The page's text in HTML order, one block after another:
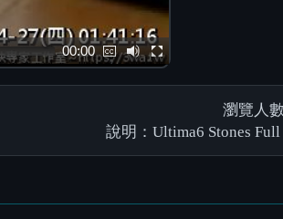
00:00
瀏覽人
說明：Ultima6 Stones Full